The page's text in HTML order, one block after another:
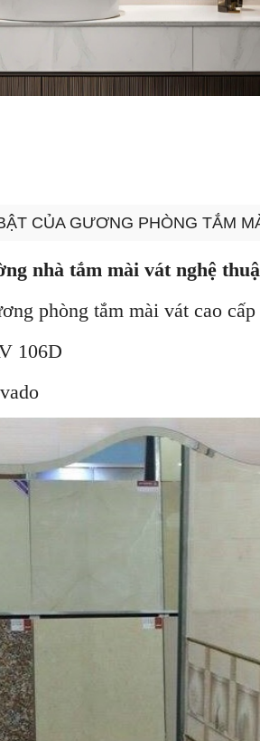
CỦA GƯƠNG PHÒNG TẮM
nhà tắm mài vát nghệ
phòng tắm mài vát cao
106D